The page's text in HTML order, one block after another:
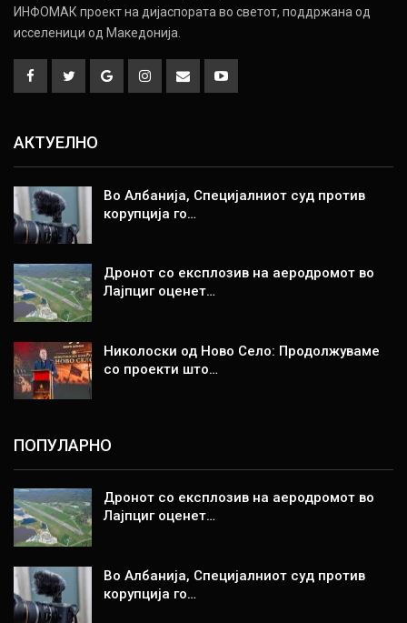
ИНФОМАК проект на дијаспората во светот, поддржана од
исселеници од Македонија.
АКТУЕЛНО
Во Албанија, Специјалниот суд против
корупција го…
Дронот со експлозив на аеродромот во
Лајпциг оценет…
Николоски од Ново Село: Продолжуваме
со проекти што…
ПОПУЛАРНО
Дронот со експлозив на аеродромот во
Лајпциг оценет…
Во Албанија, Специјалниот суд против
корупција го…